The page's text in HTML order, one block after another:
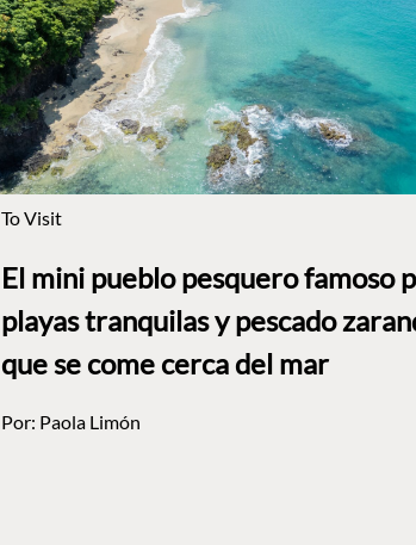
To Visit
El mini pueblo pesquero famoso
playas tranquilas y pescado
que se come cerca del mar
Por: Paola Limón